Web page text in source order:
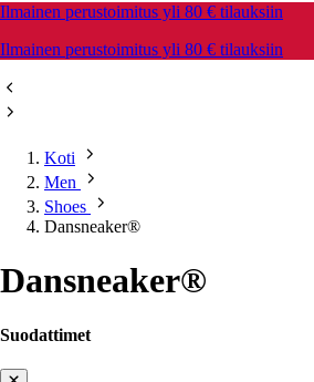
Ilmainen perustoimitus yli 80 € tilauksiin
Ilmainen perustoimitus yli 80 € tilauksiin
Koti
Men
Shoes
Dansneaker®
Dansneaker®
Suodattimet